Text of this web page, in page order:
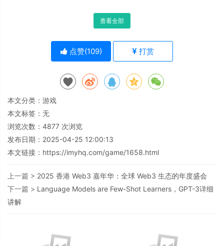
查看全部
点赞(109) 打赏
本文分类： 游戏
本文标签：无
浏览次数： 4877 次浏览
发布日期：2025-04-25 12:00:13
本文链接： https://imyhq.com/game/1658.html
上一篇 > 2025 香港 Web3 嘉年华：全球 Web3 生态的年度盛会
下一篇 > Language Models are Few-Shot Learners，GPT-3详细
讲解